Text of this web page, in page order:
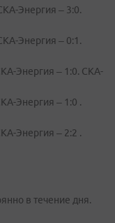
Энергия – 3:0.
Энергия – 0:1.
Энергия – 1:0. СКА-
Энергия – 1:0 .
Энергия – 2:2 .
в течение дня.